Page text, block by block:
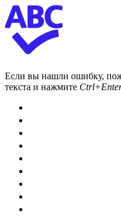
Если вы нашли ошибку,
текста и нажмите